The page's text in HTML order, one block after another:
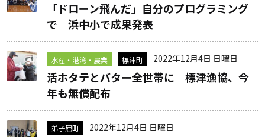
「ドローン飛んだ」自分のプログラミング
で 浜中小で成果発表
水産・港湾・農業 標津町 2022年12月4日 日曜日
活ホタテとバター全世帯に 標津漁協、今
年も無償配布
弟子屈町 2022年12月4日 日曜日